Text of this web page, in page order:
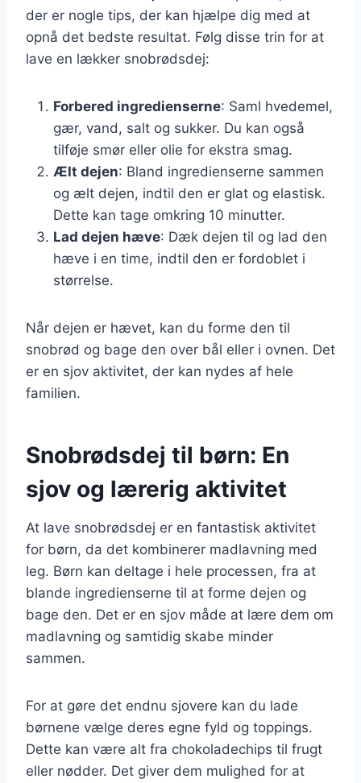
der er nogle tips, der kan hjælpe dig med at
opnå det bedste resultat. Følg disse trin for at
lave en lækker snobrødsdej:
Forbered ingredienserne: Saml hvedemel,
gær, vand, salt og sukker. Du kan også
tilføje smør eller olie for ekstra smag.
Ælt dejen: Bland ingredienserne sammen
og ælt dejen, indtil den er glat og elastisk.
Dette kan tage omkring 10 minutter.
Lad dejen hæve: Dæk dejen til og lad den
hæve i en time, indtil den er fordoblet i
størrelse.
Når dejen er hævet, kan du forme den til
snobrød og bage den over bål eller i ovnen. Det
er en sjov aktivitet, der kan nydes af hele
familien.
Snobrødsdej til børn: En
sjov og lærerig aktivitet
At lave snobrødsdej er en fantastisk aktivitet
for børn, da det kombinerer madlavning med
leg. Børn kan deltage i hele processen, fra at
blande ingredienserne til at forme dejen og
bage den. Det er en sjov måde at lære dem om
madlavning og samtidig skabe minder
sammen.
For at gøre det endnu sjovere kan du lade
børnene vælge deres egne fyld og toppings.
Dette kan være alt fra chokoladechips til frugt
eller nødder. Det giver dem mulighed for at